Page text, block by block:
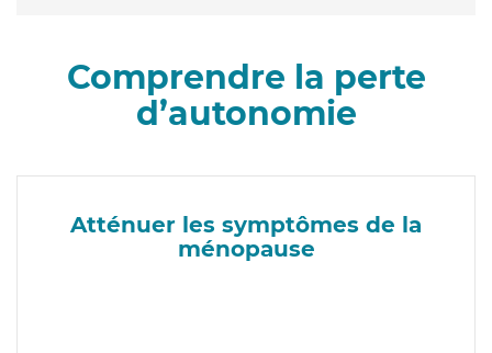
Comprendre la perte
d’autonomie
Atténuer les symptômes de la
ménopause